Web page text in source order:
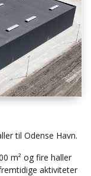
til Odense Havn.
m² og fire haller
aktiviteter